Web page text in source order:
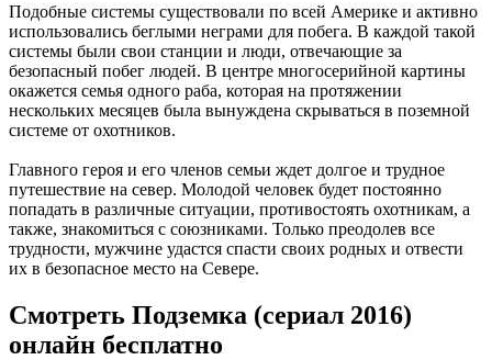
Подобные системы существовали по всей Америке и активно
использовались беглыми неграми для побега. В каждой такой
системы были свои станции и люди, отвечающие за
безопасный побег людей. В центре многосерийной картины
окажется семья одного раба, которая на протяжении
нескольких месяцев была вынуждена скрываться в поземной
системе от охотников.
Главного героя и его членов семьи ждет долгое и трудное
путешествие на север. Молодой человек будет постоянно
попадать в различные ситуации, противостоять охотникам, а
также, знакомиться с союзниками. Только преодолев все
трудности, мужчине удастся спасти своих родных и отвести
их в безопасное место на Севере.
Смотреть Подземка (сериал 2016)
онлайн бесплатно